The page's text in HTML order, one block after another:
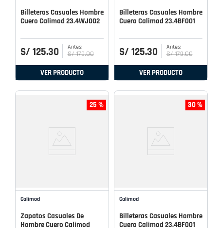
Billeteras Casuales Hombre
Cuero Calimod 23.4WJ002
S/ 125.30 S/ 179.00
VER PRODUCTO
Billeteras Casuales Hombre
Cuero Calimod 23.4BF001
S/ 125.30 S/ 179.00
VER PRODUCTO
25 %
Calimod
Zapatos Casuales De
Hombre Cuero Calimod
30 %
Calimod
Billeteras Casuales Hombre
Cuero Calimod 23.4BF001